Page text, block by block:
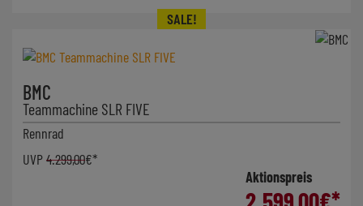
BMC
Teammachine SLR FIVE
Rennrad
UVP4.299,00€*
Aktionspreis
2.599,00€*